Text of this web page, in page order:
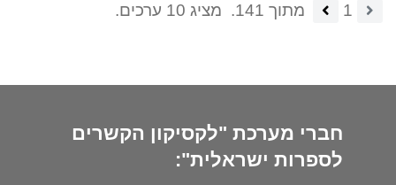
1 מתוך 141. מציג 10 ערכים.
חברי מערכת "לקסיקון הקשרים
לספרות ישראלית":